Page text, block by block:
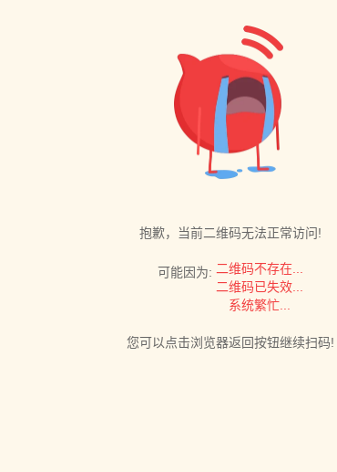
抱歉，当前二维码无法正常访问!
可能因为: 二维码不存在...
二维码已失效...
系统繁忙...
您可以点击浏览器返回按钮继续扫码!